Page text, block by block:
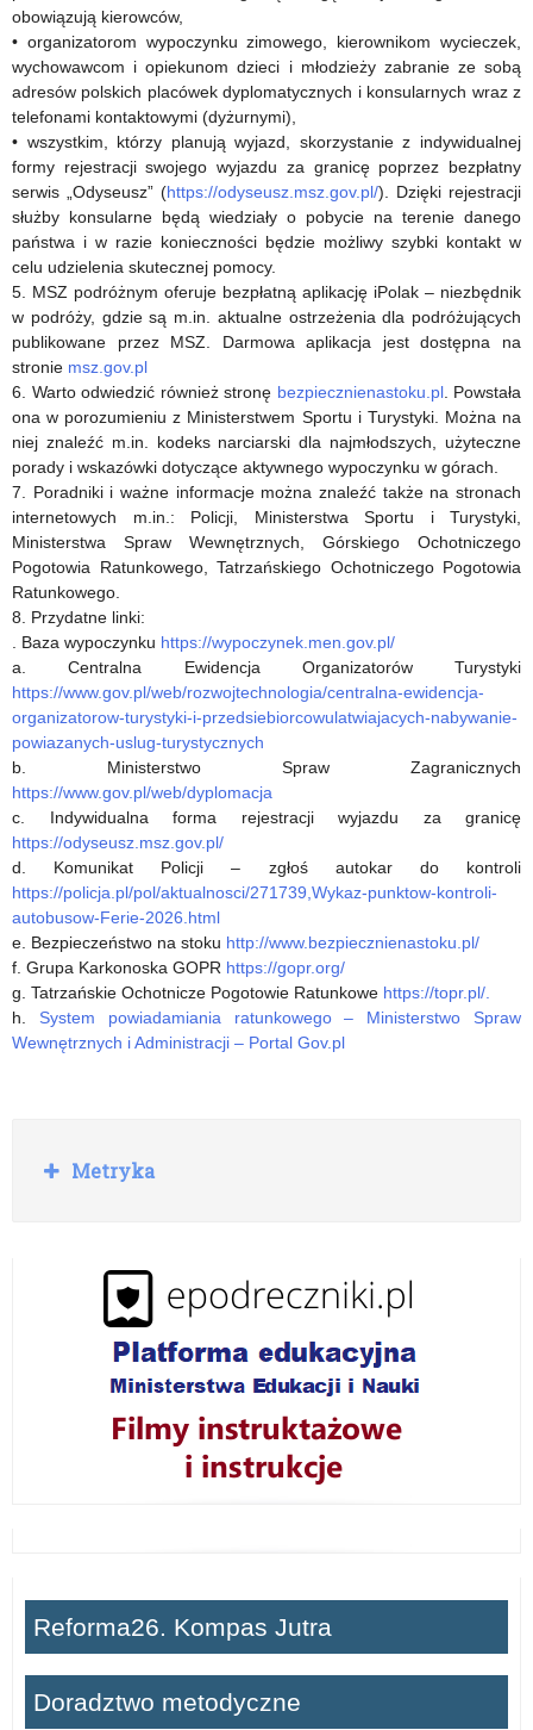
obowiązują kierowców,
• organizatorom wypoczynku zimowego, kierownikom wycieczek,
wychowawcom i opiekunom dzieci i młodzieży zabranie ze sobą
adresów polskich placówek dyplomatycznych i konsularnych wraz z
telefonami kontaktowymi (dyżurnymi),
• wszystkim, którzy planują wyjazd, skorzystanie z indywidualnej
formy rejestracji swojego wyjazdu za granicę poprzez bezpłatny
serwis „Odyseusz” (https://odyseusz.msz.gov.pl/). Dzięki rejestracji
służby konsularne będą wiedziały o pobycie na terenie danego
państwa i w razie konieczności będzie możliwy szybki kontakt w
celu udzielenia skutecznej pomocy.
5. MSZ podróżnym oferuje bezpłatną aplikację iPolak – niezbędnik
w podróży, gdzie są m.in. aktualne ostrzeżenia dla podróżujących
publikowane przez MSZ. Darmowa aplikacja jest dostępna na
stronie msz.gov.pl
6. Warto odwiedzić również stronę bezpiecznienastoku.pl. Powstała
ona w porozumieniu z Ministerstwem Sportu i Turystyki. Można na
niej znaleźć m.in. kodeks narciarski dla najmłodszych, użyteczne
porady i wskazówki dotyczące aktywnego wypoczynku w górach.
7. Poradniki i ważne informacje można znaleźć także na stronach
internetowych m.in.: Policji, Ministerstwa Sportu i Turystyki,
Ministerstwa Spraw Wewnętrznych, Górskiego Ochotniczego
Pogotowia Ratunkowego, Tatrzańskiego Ochotniczego Pogotowia
Ratunkowego.
8. Przydatne linki:
. Baza wypoczynku https://wypoczynek.men.gov.pl/
a. Centralna Ewidencja Organizatorów Turystyki
https://www.gov.pl/web/rozwojtechnologia/centralna-ewidencja-
organizatorow-turystyki-i-przedsiebiorcowulatwiajacych-nabywanie-
powiazanych-uslug-turystycznych
b. Ministerstwo Spraw Zagranicznych
https://www.gov.pl/web/dyplomacja
c. Indywidualna forma rejestracji wyjazdu za granicę
https://odyseusz.msz.gov.pl/
d. Komunikat Policji – zgłoś autokar do kontroli
https://policja.pl/pol/aktualnosci/271739,Wykaz-punktow-kontroli-
autobusow-Ferie-2026.html
e. Bezpieczeństwo na stoku http://www.bezpiecznienastoku.pl/
f. Grupa Karkonoska GOPR https://gopr.org/
g. Tatrzańskie Ochotnicze Pogotowie Ratunkowe https://topr.pl/.
h. System powiadamiania ratunkowego – Ministerstwo Spraw
Wewnętrznych i Administracji – Portal Gov.pl
R
o
Metryka
Reforma26. Kompas Jutra
Doradztwo metodyczne